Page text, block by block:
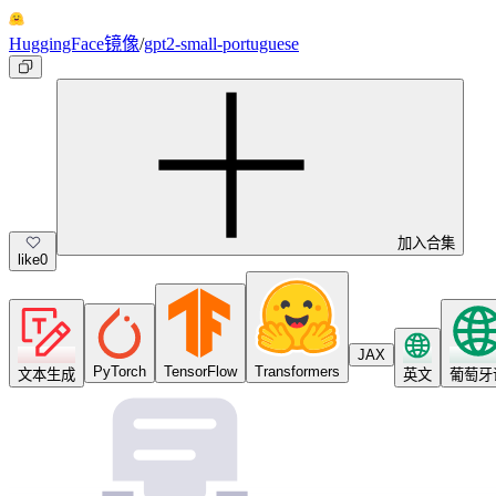
HuggingFace镜像/gpt2-small-portuguese
like0
加入合集
文本生成 PyTorch TensorFlow Transformers
JAX
英文
葡萄牙